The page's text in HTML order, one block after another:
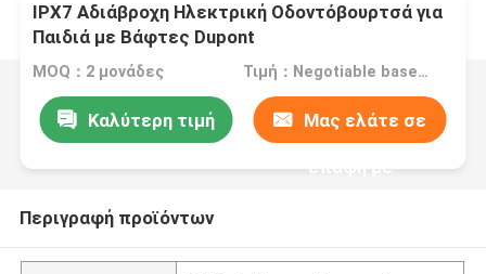
IPX7 Αδιάβροχη Ηλεκτρική Οδοντόβουρτσά για
Παιδιά με Βάφτες Dupont
MOQ：2 μονάδες Τιμή：Negotiable based on order lot quantity
Καλύτερη τιμή Μας ελάτε σε
επαφή με
Περιγραφή προϊόντων